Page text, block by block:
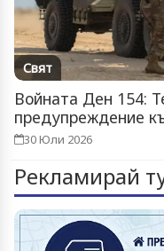
Свят
Войната Ден 154:
предупреждение
30 Юли 2026
Рекламирай